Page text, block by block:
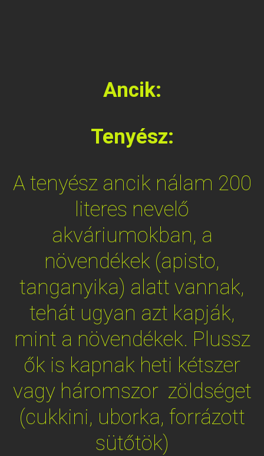
Ancik:
Tenyész:
A tenyész ancik nálam 200
literes nevelő
akváriumokban, a
növendékek (apisto,
tanganyika) alatt vannak,
tehát ugyan azt kapják,
mint a növendékek. Plussz
ők is kapnak heti kétszer
vagy háromszor zöldséget
(cukkini, uborka, forrázott
sütőtök)